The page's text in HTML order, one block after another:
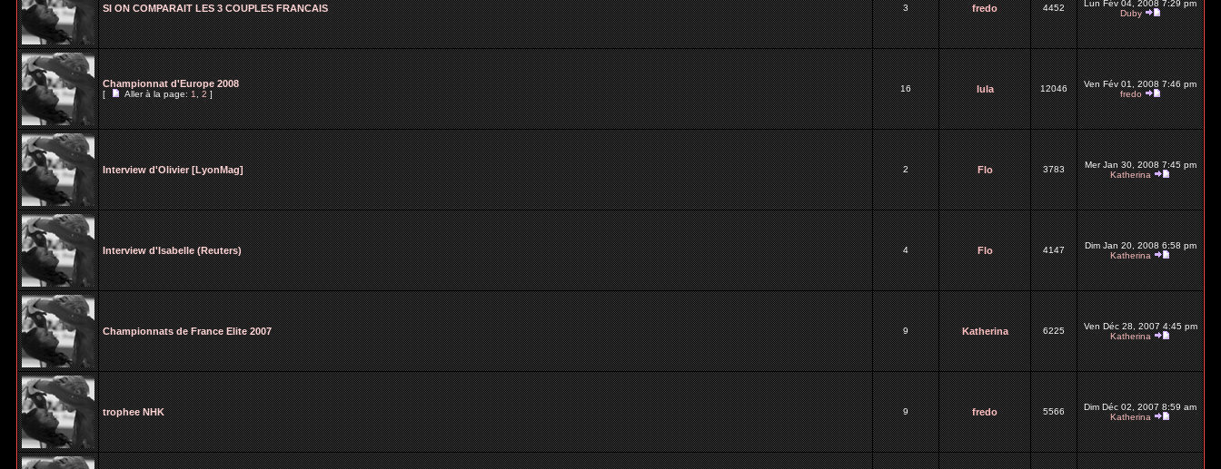
SI ON COMPARAIT LES 3 COUPLES FRANCAIS 3 fredo 4452
Lun Fév 04, 2008 7:29 pm
Duby
Championnat d'Europe 2008
[ Aller à la page:1,2]
16 lula 12046
Ven Fév 01, 2008 7:46 pm
fredo
Interview d'Olivier [LyonMag] 2 Flo 3783
Mer Jan 30, 2008 7:45 pm
Katherina
Interview d'Isabelle (Reuters) 4 Flo 4147
Dim Jan 20, 2008 6:58 pm
Katherina
Championnats de France Elite 2007 9 Katherina 6225
Ven Déc 28, 2007 4:45 pm
Katherina
trophee NHK 9 fredo 5566
Dim Déc 02, 2007 8:59 am
Katherina